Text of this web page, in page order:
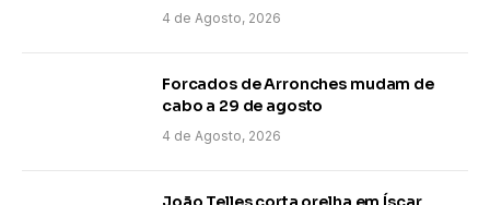
4 de Agosto, 2026
Forcados de Arronches mudam de
cabo a 29 de agosto
4 de Agosto, 2026